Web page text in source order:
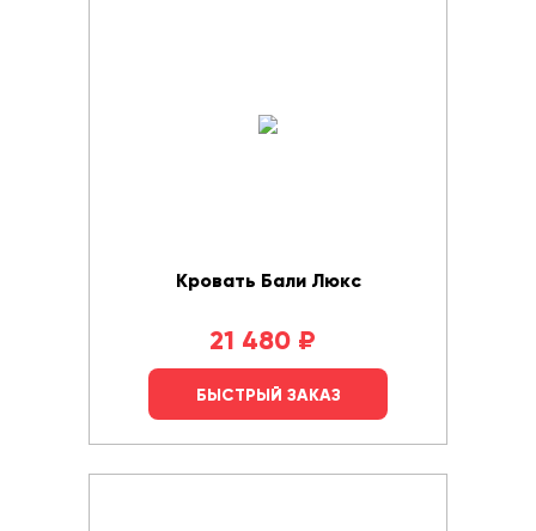
Кровать Бали Люкс
21 480 ₽
БЫСТРЫЙ ЗАКАЗ